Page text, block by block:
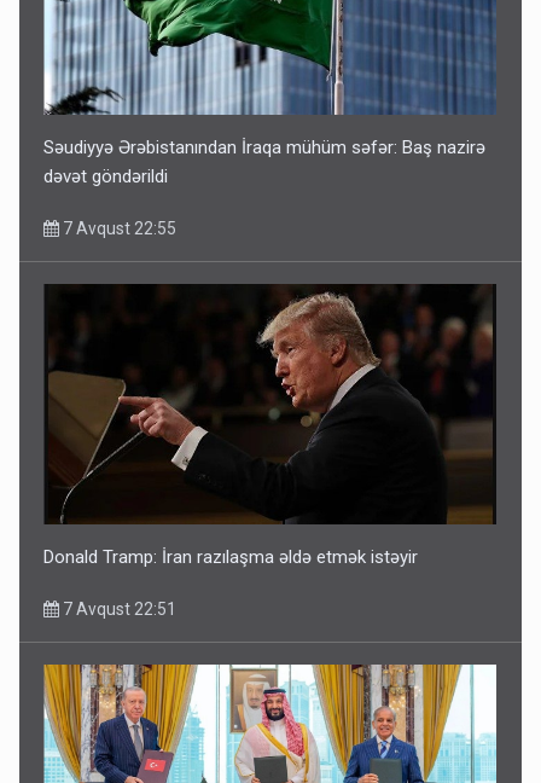
Səudiyyə Ərəbistanından İraqa mühüm səfər: Baş nazirə
dəvət göndərildi
7 Avqust 22:55
Donald Tramp: İran razılaşma əldə etmək istəyir
7 Avqust 22:51